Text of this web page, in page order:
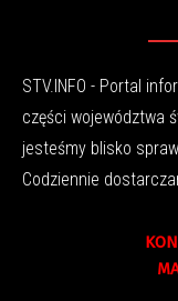
STV.INFO - Portal
części województwa
jesteśmy blisko
Codziennie